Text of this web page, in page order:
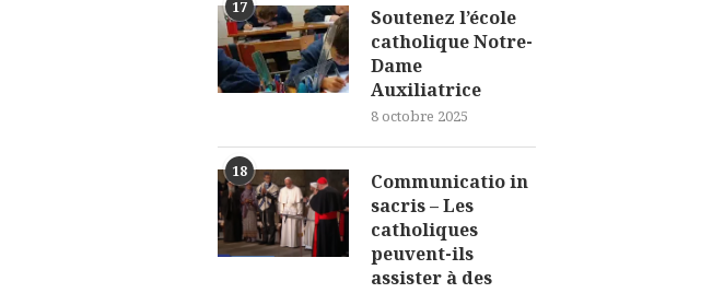
17
Soutenez l’école
catholique Notre-
Dame
Auxiliatrice
8 octobre 2025
18
Communicatio in
sacris – Les
catholiques
peuvent-ils
assister à des